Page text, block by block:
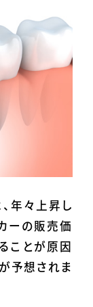
年々上昇し
ーの販売価
ことが原因
予想されま